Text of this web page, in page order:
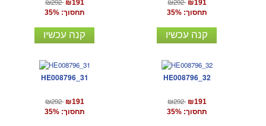
₪191
תחסוך: 35%
קנה עכשיו
₪191
תחסוך: 35%
קנה עכשיו
HE008796_31
₪292 ₪191
תחסוך: 35%
HE008796_32
₪292 ₪191
תחסוך: 35%